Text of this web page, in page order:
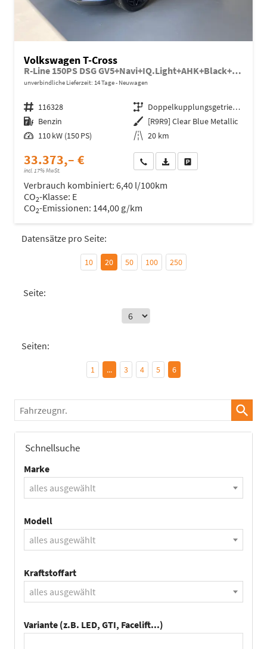
Volkswagen T-Cross
R-Line 150PS DSG GV5+Navi+IQ.Light+AHK+Black+Cam+Keyless+Side+Climatronic
unverbindliche Lieferzeit: 14 Tage Neuwagen
Fahrzeugnr. 116328 Getriebe
Doppelkupplungsgetriebe (DSG)
Kraftstoff Benzin Außenfarbe [R9R9] Clear Blue Metallic
Leistung 110 kW (150 PS) Kilometerstand 20 km
33.373,– €
incl. 17% MwSt.
Wir rufen Sie anFahrzeugexposé (PDF)
Verbrauch kombiniert: 6,40 l/100km
CO2-Klasse: E
CO2-Emissionen: 144,00 g/km
Datensätze pro Seite:
10 20 50 100 250
Seite:
Seiten:
1 ... 3 4 5 6
Fahrzeugnr.
Schnellsuche
Marke
alles ausgewählt
Modell
alles ausgewählt
Kraftstoffart
alles ausgewählt
Variante (z.B. LED, GTI, Facelift...)